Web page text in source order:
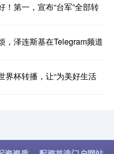
第一，宣布“台军”全部转
，泽连斯基在Telegram频道
界杯转播，让“为美好生活